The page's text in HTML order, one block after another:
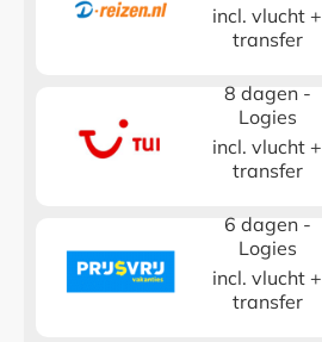
incl. vlucht +
transfer
8 dagen -
Logies
incl. vlucht +
transfer
6 dagen -
Logies
incl. vlucht +
transfer